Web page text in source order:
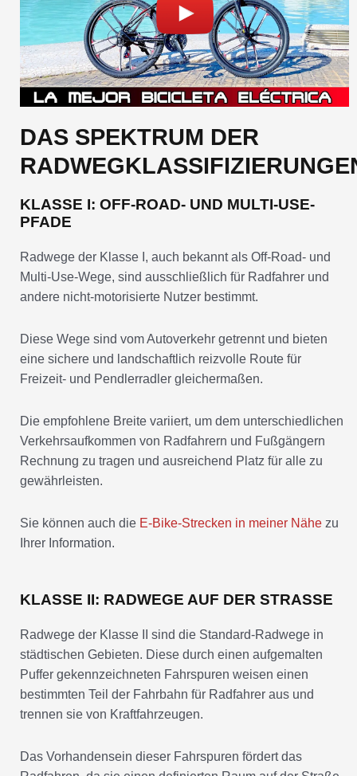
DAS SPEKTRUM DER
KLASSE I: OFF-ROAD- UND MULTI-USE-
PFADE
Radwege der Klasse I, auch bekannt als Off-Road- und
Multi-Use-Wege, sind ausschließlich für Radfahrer und
andere nicht-motorisierte Nutzer bestimmt.
Diese Wege sind vom Autoverkehr getrennt und bieten
eine sichere und landschaftlich reizvolle Route für
Freizeit- und Pendlerradler gleichermaßen.
Die empfohlene Breite variiert, um dem unterschiedlichen
Verkehrsaufkommen von Radfahrern und Fußgängern
Rechnung zu tragen und ausreichend Platz für alle zu
gewährleisten.
Sie können auch die E-Bike-Strecken in meiner Nähe zu
Ihrer Information.
KLASSE II: RADWEGE AUF DER STRASSE
Radwege der Klasse II sind die Standard-Radwege in
städtischen Gebieten. Diese durch einen aufgemalten
Puffer gekennzeichneten Fahrspuren weisen einen
bestimmten Teil der Fahrbahn für Radfahrer aus und
trennen sie von Kraftfahrzeugen.
Das Vorhandensein dieser Fahrspuren fördert das